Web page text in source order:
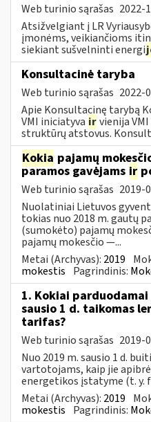
Web turinio sąrašas 2022-
Atsižvelgiant į LR
įmonėms, veikiančioms
siekiant sušvelninti energi
Konsultacinė taryba
Web turinio sąrašas 2022-
Apie Konsultacinę tarybą
VMI iniciatyva irvienija
struktūrų atstovus.
Kokia pajamų
paramos gavėjams ir
Web turinio sąrašas 2019-
Nuolatiniai Lietuvos
tokias nuo 2018 m. gautų
(sumokėto) pajamų
pajamų mokesčio —...
Metai (Archyvas): 2019
mokestis Pagrindinis:
1. Kokiai
sausio 1 d. taikomas
tarifas?
Web turinio sąrašas 2019-
Nuo 2019 m. sausio 1 d.
vartotojams, kaip jie
energetikos įstatyme (t. y.
Metai (Archyvas): 2019
mokestis Pagrindinis: